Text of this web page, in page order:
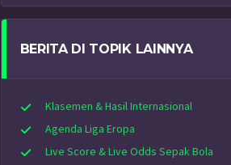
BERITA DI TOPIK LAINNYA
Klasemen & Hasil Internasional
Agenda Liga Eropa
Live Score & Live Odds Sepak Bola